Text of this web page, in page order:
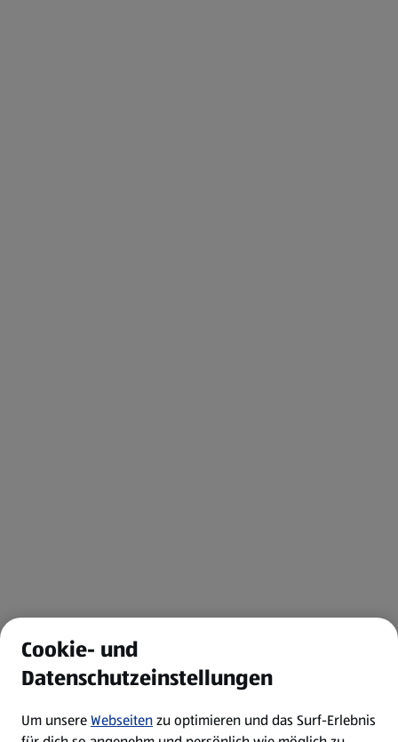
Cookie- und
Datenschutzeinstellungen
Um unsereWebseitenzu optimieren und das Surf-Erlebnis